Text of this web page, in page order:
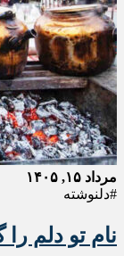
مرداد ۱۵, ۱۴۰۵
#دلنوشته
نام تو دلم